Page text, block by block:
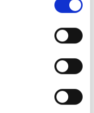
chaque réalisation
et fonctionnalité.